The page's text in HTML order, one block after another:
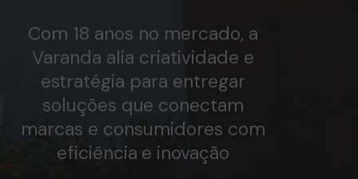
Com 18 anos no mercado, a
Varanda alia criatividade e
estratégia para entregar
soluções que conectam
marcas e consumidores com
eficiência e inovação